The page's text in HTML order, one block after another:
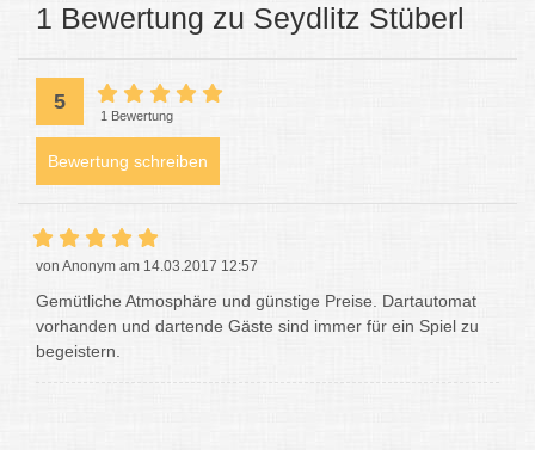
1 Bewertung zu Seydlitz Stüberl
5
1 Bewertung
Bewertung schreiben
von Anonym am 14.03.2017 12:57
Gemütliche Atmosphäre und günstige Preise. Dartautomat
vorhanden und dartende Gäste sind immer für ein Spiel zu
begeistern.